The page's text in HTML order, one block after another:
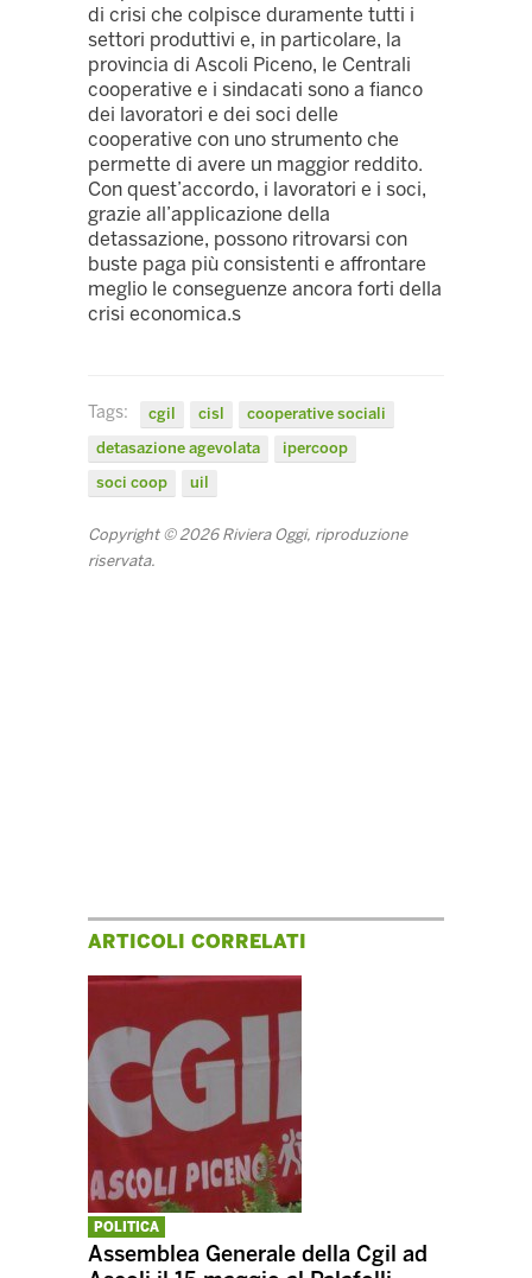
di crisi che colpisce duramente tutti i
settori produttivi e, in particolare, la
provincia di Ascoli Piceno, le Centrali
cooperative e i sindacati sono a fianco
dei lavoratori e dei soci delle
cooperative con uno strumento che
permette di avere un maggior reddito.
Con quest’accordo, i lavoratori e i soci,
grazie all’applicazione della
detassazione, possono ritrovarsi con
buste paga più consistenti e affrontare
meglio le conseguenze ancora forti della
crisi economica.s
Tags: cgil cisl
cooperative sociali
detasazione agevolata
ipercoop
soci coop
uil
Copyright © 2026 Riviera Oggi, riproduzione
riservata.
ARTICOLI CORRELATI
POLITICA
Assemblea Generale della Cgil ad